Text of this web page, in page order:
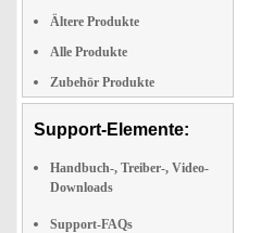
Ältere Produkte
Alle Produkte
Zubehör Produkte
Support-Elemente:
Handbuch-, Treiber-, Video-
Downloads
Support-FAQs